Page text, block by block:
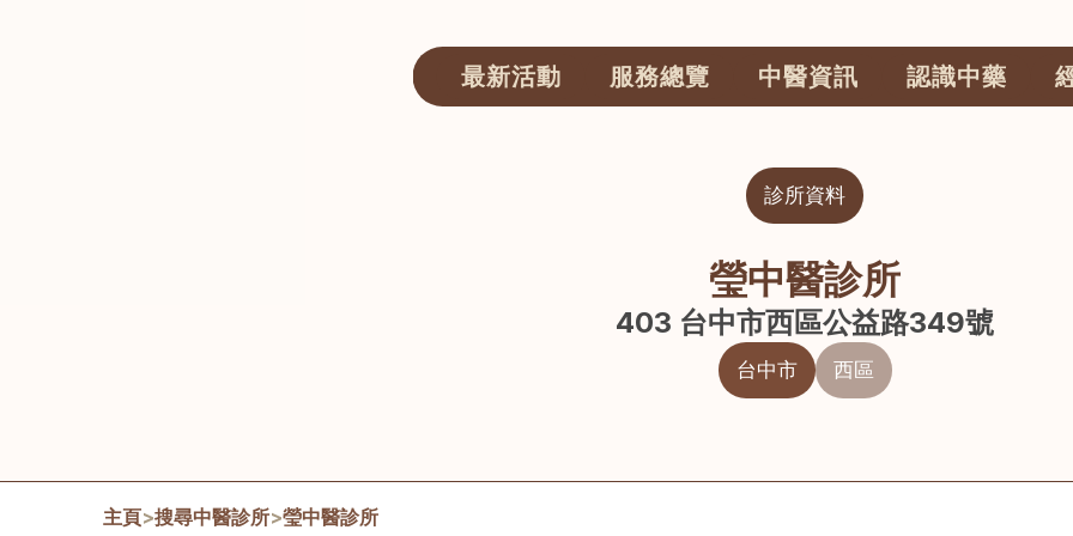
最新活動 服務總覽 中醫資訊 認識中藥
診所資料
瑩中醫診所
403 台中市西區公益路349號
台中市 西區
主頁>搜尋中醫診所>瑩中醫診所